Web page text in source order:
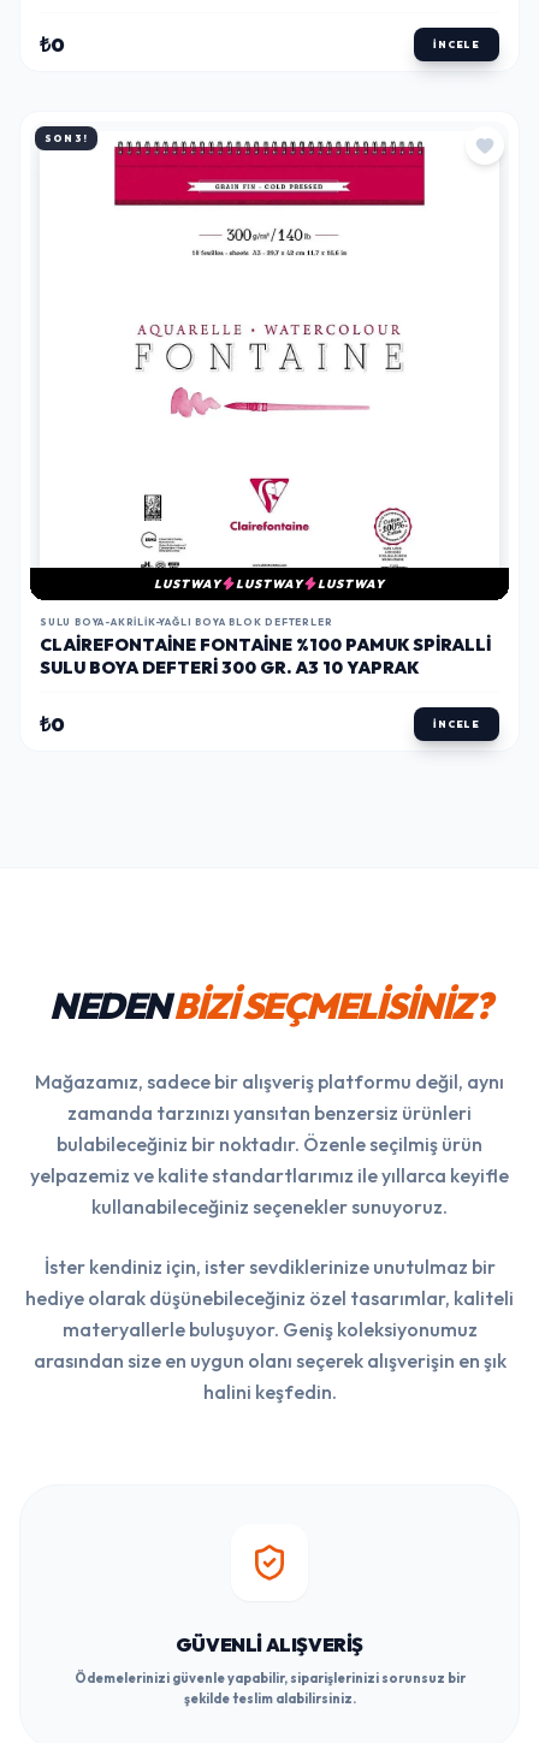
₺0 İNCELE
SON 3!
LUSTWAY LUSTWAY LUSTWAY
SULU BOYA-AKRILIK-YAĞLI BOYA BLOK DEFTERLER
CLAIREFONTAINE FONTAINE %100 PAMUK SPIRALLI
SULU BOYA DEFTERI 300 GR. A3 10 YAPRAK
₺0 İNCELE
NEDENBİZİ SEÇMELİSİNİZ?
Mağazamız, sadece bir alışveriş platformu değil, aynı
zamanda tarzınızı yansıtan benzersiz ürünleri
bulabileceğiniz bir noktadır. Özenle seçilmiş ürün
yelpazemiz ve kalite standartlarımız ile yıllarca keyifle
kullanabileceğiniz seçenekler sunuyoruz.
İster kendiniz için, ister sevdiklerinize unutulmaz bir
hediye olarak düşünebileceğiniz özel tasarımlar, kaliteli
materyallerle buluşuyor. Geniş koleksiyonumuz
arasından size en uygun olanı seçerek alışverişin en şık
halini keşfedin.
GÜVENLI ALIŞVERIŞ
Ödemelerinizi güvenle yapabilir, siparişlerinizi sorunsuz bir
şekilde teslim alabilirsiniz.